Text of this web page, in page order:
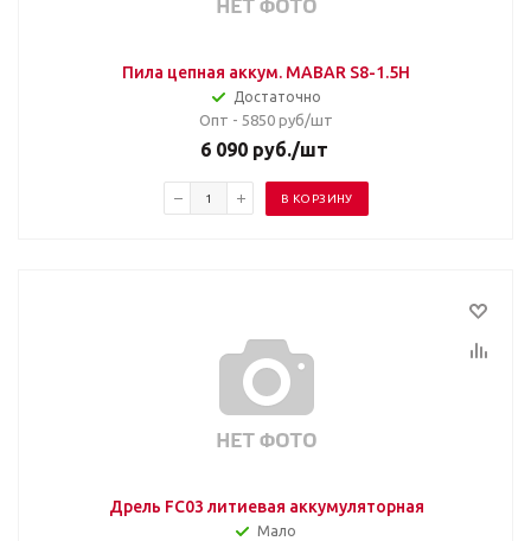
Пила цепная аккум. MABAR S8-1.5H
Достаточно
Опт - 5850 руб/шт
6 090руб./шт
В КОРЗИНУ
Дрель FC03 литиевая аккумуляторная
Мало